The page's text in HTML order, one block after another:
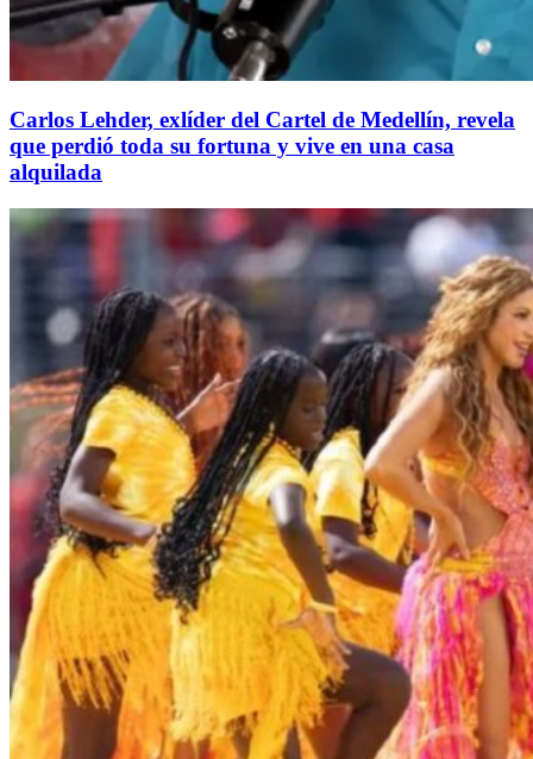
Carlos Lehder, exlíder del Cartel de Medellín, revela
que perdió toda su fortuna y vive en una casa
alquilada